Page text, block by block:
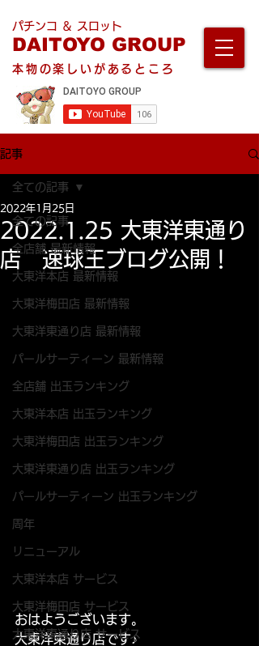
パチンコ ＆ スロット
DAITOYO GROUP
本物の楽しいがあるところ
記事
全ての記事
全店舗 最新情報
大東洋本店 最新情報
大東洋梅田店 最新情報
大東洋東通り店 最新情報
パールサーティーン 最新情報
全店舗 出玉ランキング
大東洋本店 出玉ランキング
大東洋梅田店 出玉ランキング
大東洋東通り店 出玉ランキング
パールサーティーン 出玉ランキング
周年
リニューアル
大東洋本店 サービス
大東洋梅田店 サービス
大東洋東通り店 サービス
全ての記事
2022.1.25 大東洋東通り
店 速球王ブログ公開！
2022年1月25日
おはようございます。
大東洋東通り店です♪